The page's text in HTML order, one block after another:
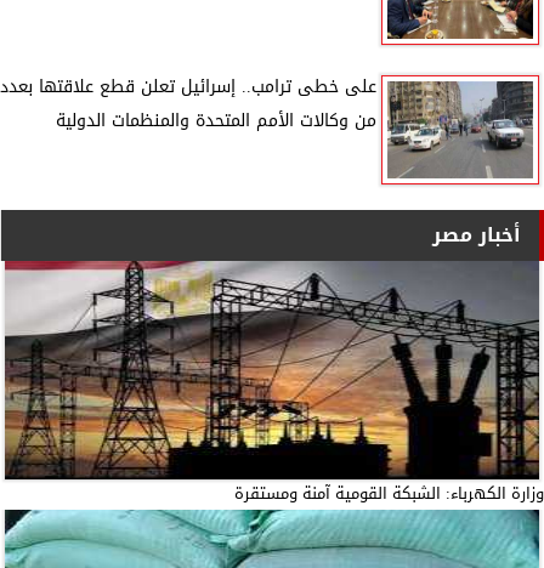
على خطى ترامب.. إسرائيل تعلن قطع علاقتها بعدد
من وكالات الأمم المتحدة والمنظمات الدولية
أخبار مصر
وزارة الكهرباء: الشبكة القومية آمنة ومستقرة